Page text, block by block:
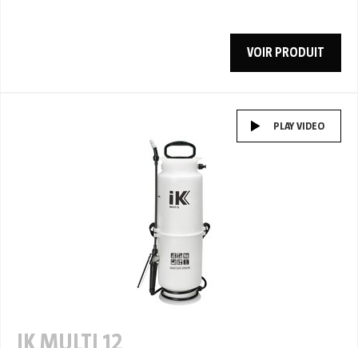
VOIR PRODUIT
PLAY VIDEO
IK MULTI 12